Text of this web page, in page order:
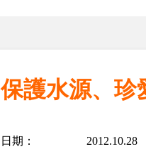
保護水源、
日期：
2012.10.28